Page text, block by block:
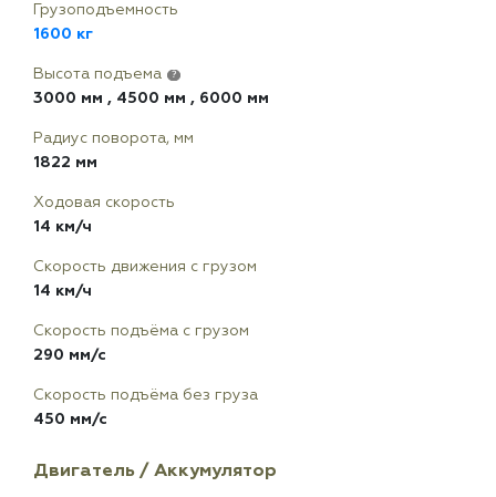
Грузоподъемность
1600 кг
Высота подъема ?
3000 мм , 4500 мм , 6000 мм
Радиус поворота, мм
1822 мм
Ходовая скорость
14 км/ч
Скорость движения с грузом
14 км/ч
Скорость подъёма с грузом
290 мм/с
Скорость подъёма без груза
450 мм/с
Двигатель / Аккумулятор